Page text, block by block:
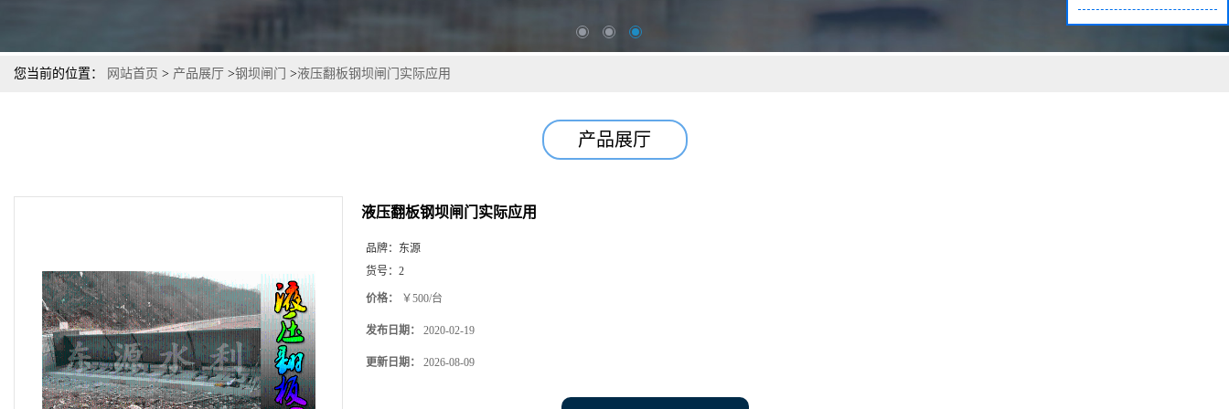
您当前的位置： 网站首页 > 产品展厅 >钢坝闸门 >液压翻板钢坝闸门实际应用
产品展厅
液压翻板钢坝闸门实际应用
品牌： 东源
货号： 2
价格： ￥500/台
发布日期： 2020-02-19
更新日期： 2026-08-09